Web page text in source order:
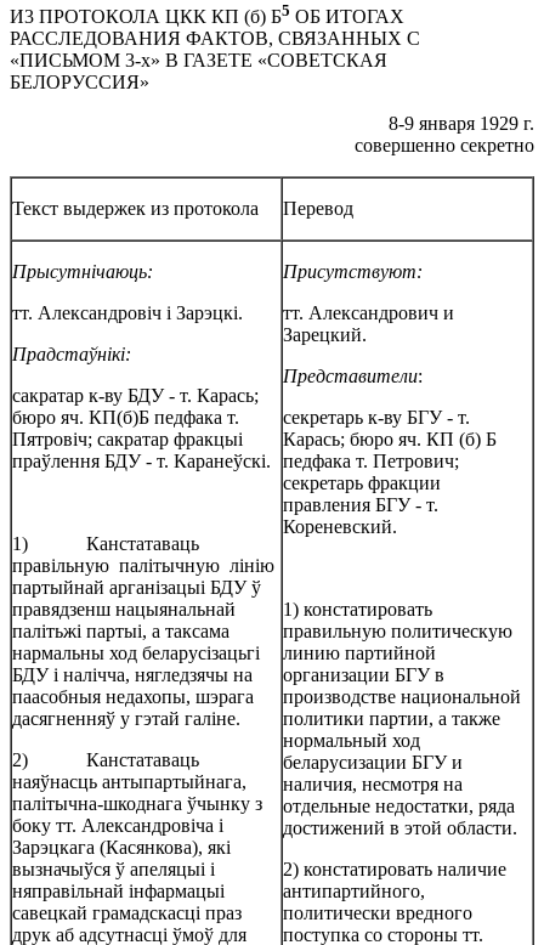
И3 ПРОТОКОЛА ЦКК КП (б) Б5 ОБ ИТОГАХ
РАССЛЕДОВАНИЯ ФАКТОВ, СВЯЗАННЫХ С
«ПИСЬМОМ 3-х» В ГАЗЕТЕ «СОВЕТСКАЯ
БЕЛОРУССИЯ»
8-9 января 1929 г.
совершенно секретно
Текст выдержек из протокола Перевод
Прысутнічаюць:
тт. Александровіч і Зарэцкі.
Прадстаўнікі:
сакратар к-ву БДУ - т. Карась;
бюро яч. КП(б)Б педфака т.
Пятровіч; сакратар фракцыі
праўлення БДУ - т. Каранеўскі.
1) Канстатаваць
правільную палітычную лінію
партыйнай арганізацыі БДУ ў
правядзенш нацыянальнай
палітьжі партыі, а таксама
нармальны ход беларусізацьгі
БДУ і налічча, нягледзячы на
паасобныя недахопы, шэрага
дасягненняў у гэтай галіне.
2) Канстатаваць
наяўнасць антыпартыйнага,
палітычна-шкоднага ўчынку з
боку тт. Александровіча і
Зарэцкага (Касянкова), які
вызначыўся ў апеляцыі і
няправільнай інфармацыі
савецкай грамадскасці праз
друк аб адсутнасці ўмоў для
Присутствуют:
тт. Александрович и
Зарецкий.
Представители:
секретарь к-ву БГУ - т.
Карась; бюро яч. КП (б) Б
педфака т. Петрович;
секретарь фракции
правления БГУ - т.
Кореневский.
1) констатировать
правильную политическую
линию партийной
организации БГУ в
производстве национальной
политики партии, а также
нормальный ход
беларусизации БГУ и
наличия, несмотря на
отдельные недостатки, ряда
достижений в этой области.
2) констатировать наличие
антипартийного,
политически вредного
поступка со стороны тт.